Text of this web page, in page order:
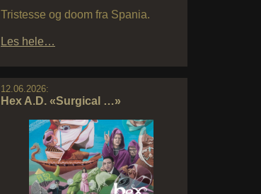
Tristesse og doom fra Spania.
Les hele…
12.06.2026:
Hex A.D. «Surgical …»